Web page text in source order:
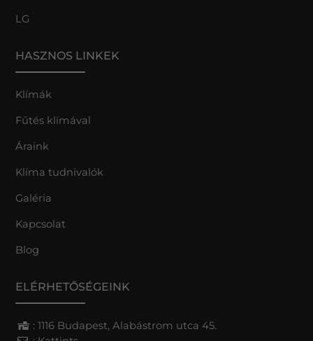
LG
HASZNOS LINKEK
Klímák
Fűtés klímával
Áraink
Klíma tudnivalók
Galéria
Kapcsolat
Blog
ELÉRHETŐSÉGEINK
: 1116 Budapest, Alabástrom utca 45.